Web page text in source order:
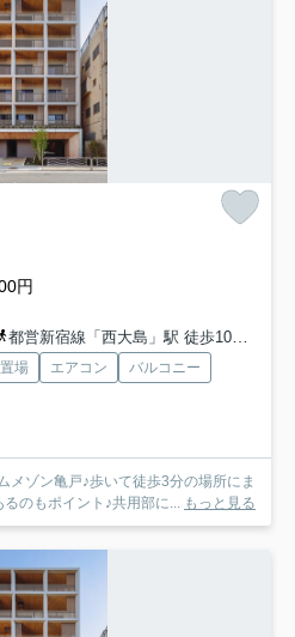
円
都営新宿線「西大島」駅 徒歩10分
場 エアコン
バルコニー
メゾン亀戸♪歩いて徒歩3分の場所にま
のもポイント♪共用部に...
もっと見る